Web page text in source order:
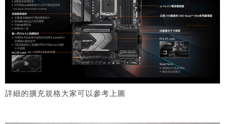
詳細的擴充規格大家可以參考上圖